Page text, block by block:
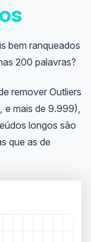
bem ranqueados
200 palavras?
remover Outliers
e mais de 9.999),
longos são
que as de